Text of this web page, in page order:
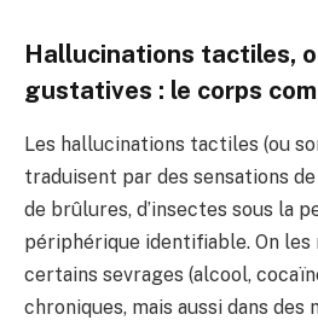
Hallucinations tactiles,
gustatives : le corps
Les hallucinations tactiles (ou
traduisent par des sensations
de brûlures, d’insectes sous la
périphérique identifiable. On les
certains sevrages (alcool,
chroniques, mais aussi dans des